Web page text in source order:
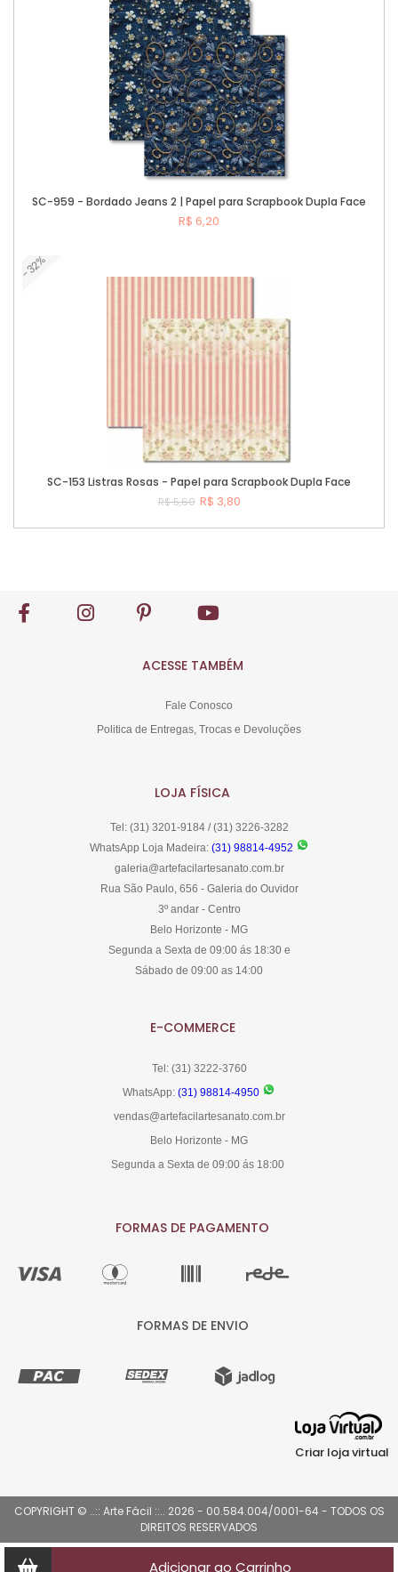
Adicionar ao Carrinho
SC-959 - Bordado Jeans 2 | Papel para Scrapbook Dupla Face
R$ 6,20
-32%
SC-153 Listras Rosas - Papel para Scrapbook Dupla Face
R$ 5,60 R$ 3,80
ACESSE TAMBÉM
Fale Conosco
Politica de Entregas, Trocas e Devoluções
LOJA FÍSICA
Tel: (31) 3201-9184 / (31) 3226-3282
WhatsApp Loja Madeira: (31) 98814-4952
galeria@artefacilartesanato.com.br
Rua São Paulo, 656 - Galeria do Ouvidor
3º andar - Centro
Belo Horizonte - MG
Segunda a Sexta de 09:00 ás 18:30 e
Sábado de 09:00 as 14:00
E-COMMERCE
Tel: (31) 3222-3760
WhatsApp: (31) 98814-4950
vendas@artefacilartesanato.com.br
Belo Horizonte - MG
Segunda a Sexta de 09:00 ás 18:00
FORMAS DE PAGAMENTO
FORMAS DE ENVIO
Criar loja virtual
COPYRIGHT © ..:: Arte Fácil ::.. 2026 - 00.584.004/0001-64 - TODOS OS
DIREITOS RESERVADOS